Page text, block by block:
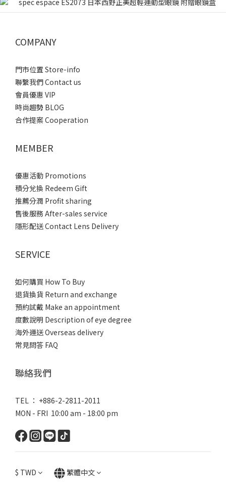
COMPANY
門市位置 Store-info
聯繫我們 Contact us
會員優惠 VIP
時尚趨勢 BLOG
合作提案 Cooperation
MEMBER
優惠活動 Promotions
積分兌換 Redeem Gift
推薦分潤 Profit sharing
售後服務 After-sales service
隱形配送 Contact Lens Delivery
SERVICE
如何購買 How To Buy
退貨換貨 Return and exchange
預約試戴 Make an appointment
度數說明 Description of eye degree
海外運送 Overseas delivery
常見問答 FAQ
聯絡我們
TEL ： +886-2-2811-2011
MON - FRI 10:00 am - 18:00 pm
$ TWD 繁體中文